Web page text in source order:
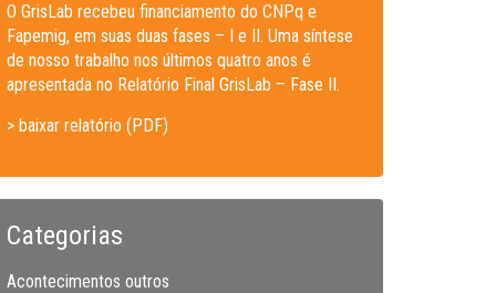
O GrisLab recebeu financiamento do CNPq e
Fapemig, em suas duas fases – I e II. Uma síntese
de nosso trabalho nos últimos quatro anos é
apresentada no Relatório Final GrisLab – Fase II.
> baixar relatório (PDF)
Categorias
Acontecimentos outros